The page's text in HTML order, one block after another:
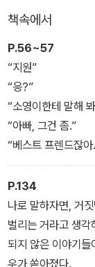
어떤 여학생이 임
서서히 금이 가기 시
책속에서
P.56~57
“지원”
“응?”
“소영이한테 말해
“아빠, 그건 좀.”
“베스트 프렌드잖
베스트 프렌드. 언
있다. 그때 난 웃음
게를 견딜 만큼 나
“넌 아냐?”
“베스트 프렌드?”
“그래.”
P.134
나로 말하자면, 거
벌리는 거라고 생
되지 않은 이야기
우가 쏟아졌다.